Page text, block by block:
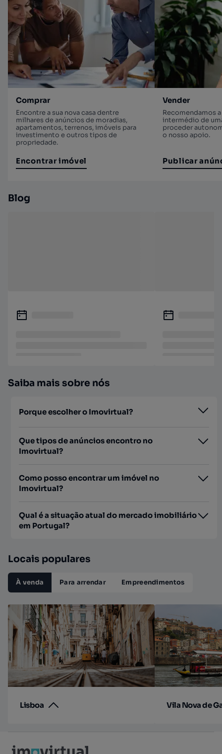
Comprar
Encontre a sua nova casa dentre
milhares de anúncios de moradias,
apartamentos, terrenos, imóveis para
investimento e outros tipos de
propriedade.
Encontrar imóvel
Vender
Recomendamos
intermédio de
proceder
o nosso apoio.
Publicar
Blog
Saiba mais sobre nós
Porque escolher o Imovirtual?
Que tipos de anúncios encontro no
Imovirtual?
Como posso encontrar um imóvel no
Imovirtual?
Qual é a situação atual do mercado imobiliário
em Portugal?
Locais populares
À venda Para arrendar Empreendimentos
Lisboa Vila Nova de